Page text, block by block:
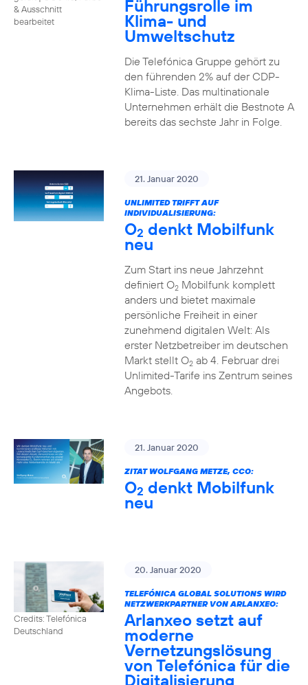
& Ausschnitt
bearbeitet
Führungsrolle im
Klima- und
Umweltschutz
Die Telefónica Gruppe gehört zu
den führenden 2% auf der CDP-
Klima-Liste. Das multinationale
Unternehmen erhält die Bestnote A
bereits das sechste Jahr in Folge.
21. Januar 2020
UNLIMITED TRIFFT AUF
INDIVIDUALISIERUNG:
O2 denkt Mobilfunk
neu
Zum Start ins neue Jahrzehnt
definiert O2Mobilfunk komplett
anders und bietet maximale
persönliche Freiheit in einer
zunehmend digitalen Welt: Als
erster Netzbetreiber im deutschen
Markt stellt O2ab 4. Februar drei
Unlimited-Tarife ins Zentrum seines
Angebots.
21. Januar 2020
ZITAT WOLFGANG METZE, CCO:
O2 denkt Mobilfunk
neu
Credits: Telefónica
Deutschland
20. Januar 2020
TELEFÓNICA GLOBAL SOLUTIONS WIRD
NETZWERKPARTNER VON ARLANXEO:
Arlanxeo setzt auf
moderne
Vernetzungslösung
von Telefónica für die
Digitalisierung